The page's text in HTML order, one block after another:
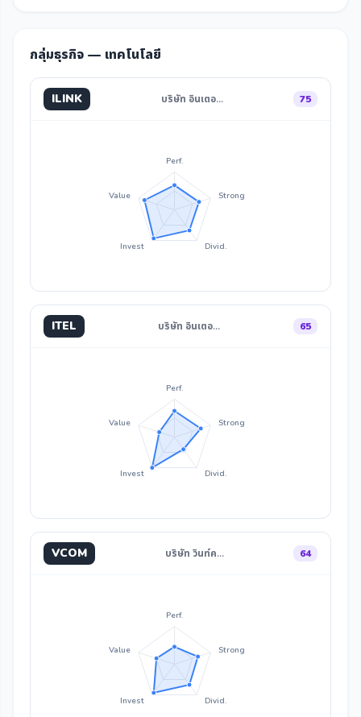
กลุ่มธุรกิจ — เทคโนโลยี
ILINK บริษัท อินเตอ… 75
Perf.
Strong
Divid.
Invest
Value
ITEL บริษัท อินเตอ… 65
Perf.
Strong
Divid.
Invest
Value
VCOM บริษัท วินท์ค… 64
Perf.
Strong
Divid.
Invest
Value